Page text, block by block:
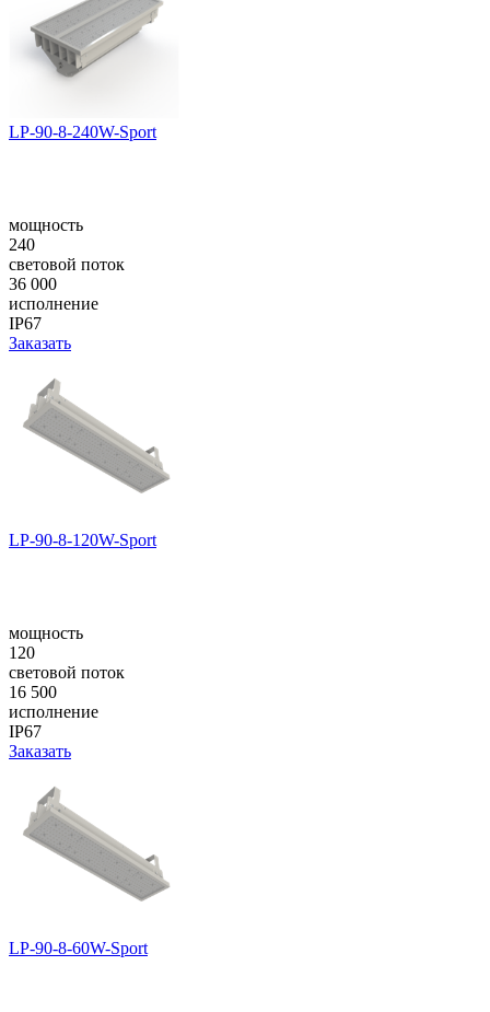
LP-90-8-240W-Sport
мощность
240
световой поток
36 000
исполнение
IP67
Заказать
LP-90-8-120W-Sport
мощность
120
световой поток
16 500
исполнение
IP67
Заказать
LP-90-8-60W-Sport